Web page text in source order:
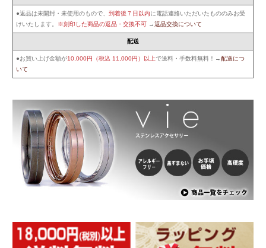
●返品は未開封・未使用のもので、 到着後７日以内に電話連絡いただいたもののみお受
けいたします。
※刻印した商品の返品・交換不可→返品交換について
配送
●お買い上げ金額が10,000円（税込 11,000円）以上で送料・手数料無料！→配送につ
いて